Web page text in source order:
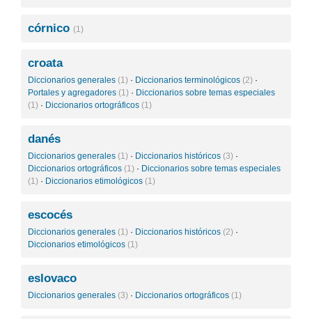
córnico (1)
croata
Diccionarios generales (1) · Diccionarios terminológicos (2) ·
Portales y agregadores (1) · Diccionarios sobre temas especiales
(1) · Diccionarios ortográficos (1)
danés
Diccionarios generales (1) · Diccionarios históricos (3) ·
Diccionarios ortográficos (1) · Diccionarios sobre temas especiales
(1) · Diccionarios etimológicos (1)
escocés
Diccionarios generales (1) · Diccionarios históricos (2) ·
Diccionarios etimológicos (1)
eslovaco
Diccionarios generales (3) · Diccionarios ortográficos (1)